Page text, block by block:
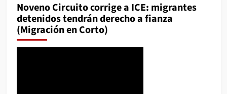
Noveno Circuito corrige a ICE: migrantes
detenidos tendrán derecho a fianza
(Migración en Corto)